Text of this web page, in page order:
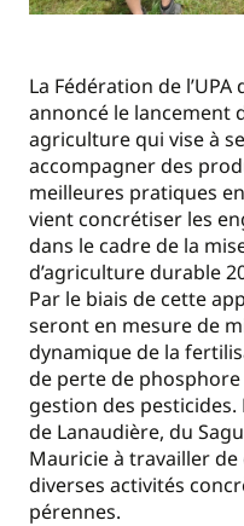
La Fédération de l’UPA
annoncé le lancement
agriculture qui vise à
accompagner des
meilleures pratiques
vient concrétiser les
dans le cadre de la
d’agriculture durable
Par le biais de cette
seront en mesure de
dynamique de la
de perte de phosphore
gestion des
de Lanaudière, du
Mauricie à travailler
diverses activités
pérennes.